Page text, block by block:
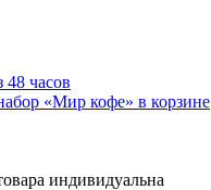
48 часов
«Мир кофе» в корзине
индивидуальна